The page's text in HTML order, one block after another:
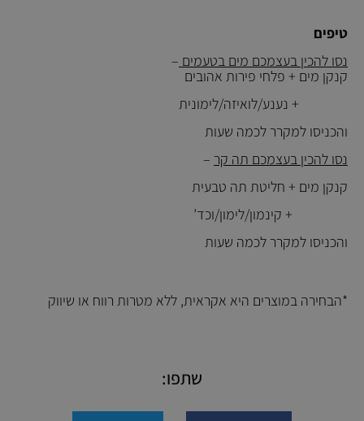
טיפים
נסו להכין בעצמכם מים בטעמים –
קנקן מים + פלחי פירות אהובים
+ נענע/לואיזה/לימונית
והכניסו למקרר לכמה שעות
נסו להכין בעצמכם תה קר –
קנקן מים + חליטת תה טבעית
+ קינמון/לימון/וכד’
והכניסו למקרר לכמה שעות
*הבחירה במוצרים היא אקראית, ללא מטרות רווח או שיווק
שתפו: